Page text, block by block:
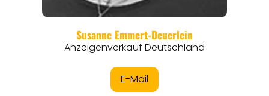
THEMEN
ANGEBOTE